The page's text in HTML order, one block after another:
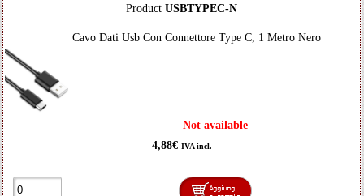
Product USBTYPEC-N
Cavo Dati Usb Con Connettore Type C, 1 Metro Nero
Not available
4,88€ IVA incl.